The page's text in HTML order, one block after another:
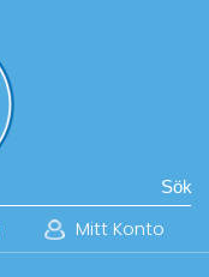
Sök
Mitt Konto